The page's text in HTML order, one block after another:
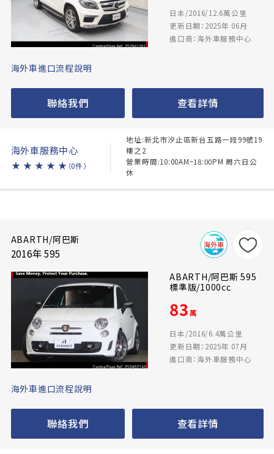
日本/2016/12.6萬公里
更新日期：2025年 06月
進口商：海外車服務中心
海外車進口流程說明
聯絡我們 查看詳情
海外車服務中心
★ ★ ★ ★ ★ （0件）
地址:新北市汐止區新台五路一段99號19
樓之2
營業時間:10:00AM~18:00PM 周六日公
休
ABARTH/阿巴斯
2016年 595
ABARTH/阿巴斯 595
標準版/1000cc
83萬
日本/2016/6.4萬公里
更新日期：2025年 07月
進口商：海外車服務中心
海外車進口流程說明
聯絡我們 查看詳情